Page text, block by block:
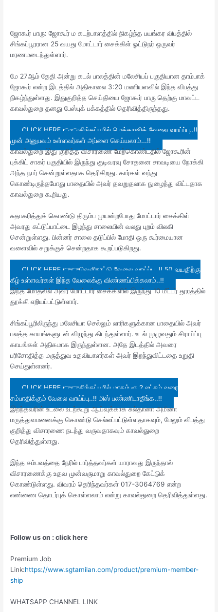
ஜோகூர் பாரு: ஜோகூர் ம கடற்பாளத்தில் நிகழ்ந்த பயங்கர விபத்தில்
சிங்கப்பூரரான 25 வயது மோட்டார் சைக்கிள் ஓட்டுநர் ஒருவர்
மரணமடைந்துள்ளார்.
மே 27ஆம் தேதி அன்று கடல் பாலத்தின் மலேசியப் பகுதியான தாம்பாக்
ஜோகூர் என்ற இடத்தில் அதிகாலை 3:20 மணியளவில் இந்த விபத்து
நிகழ்ந்துள்ளது. இதுகுறித்த செய்தியை ஜோகூர் பாரு தெற்கு மாவட்ட
காவல்துறை தனது பேஸ்புக் பக்கத்தில் தெரிவித்திருந்தது.
CLICK HERE 👉👉சிங்கப்பூரில் மெக்கானிக் வேலை வாய்ப்பு..!!
முன் அனுபவம் உள்ளவர்கள் அப்ளை செய்யலாம்...!!
காவல்துறை இது குறித்த விசாரணை மேற்கொண்டதில் ஜோகூரின்
புக்கிட் சாகர் பகுதியில் இருந்து குடிவரவு சோதனை சாவடியை நோக்கி
அந்த நபர் சென்றுள்ளதாக தெரிகிறது. கார்கள் வந்து
கொண்டிருந்தபோது பாதையில் அவர் தவறுதலாக நுழைந்து விட்டதாக
காவல்துறை கூறியது.
சுதாகரித்துக் கொண்டு திரும்ப முயன்றபோது மோட்டார் சைக்கிள்
அவரது கட்டுப்பாட்டை இழந்து சாலையின் வலது புறம் விலகி
சென்றுள்ளது. பின்னர் சாலை தடுப்பில் மோதி ஒரு கூர்மையான
வளைவில் சறுக்குச் சென்றதாக கூறப்படுகிறது.
CLICK HERE 👉👉வெளிநாட்டு வேலை வாய்ப்பு..!! 50 வயதிற்கு
கீழ் உள்ளவர்கள் இந்த வேலைக்கு விண்ணப்பிக்கலாம்..!!
இந்த மோதலில் அவர் மோட்டார் சைக்கிளில் இருந்து 10 மீட்டர் தூரத்தில்
தூக்கி எறியப்பட்டுள்ளார்.
சிங்கப்பூரிலிருந்து மலேசியா செல்லும் லாரிகளுக்கான பாதையில் அவர்
பலத்த காயங்களுடன் விழுந்து கிடந்துள்ளார். உடல் முழுவதும் சிராய்ப்பு
காயங்கள் அதிகமாக இருந்துள்ளன. அதே இடத்தில் அவரை
பரிசோதித்த மருத்துவ உதவியாளர்கள் அவர் இறந்துவிட்டதை உறுதி
செய்துள்ளனர்.
CLICK HERE 👉👉சிங்கப்பூரில் மாதம் ரூ 2 லட்சம் வரை
சம்பாதிக்கும் வேலை வாய்ப்பு..!! மிஸ் பண்ணிடாதீங்க..!!
இறந்தவரின் உடலை உடற்கூறு ஆய்வுக்காக சுல்தானா அமினா
மருத்துவமனைக்கு கொண்டு செல்லப்பட்டுள்ளதாகவும், மேலும் விபத்து
குறித்து விசாரணை நடந்து வருவதாகவும் காவல்துறை
தெரிவித்துள்ளது.
இந்த சம்பவத்தை நேரில் பார்த்தவர்கள் யாராவது இருந்தால்
விசாரணைக்கு உதவ முன்வருமாறு காவல்துறை கேட்டுக்
கொண்டுள்ளது. விவரம் தெரிந்தவர்கள் 017-3064769 என்ற
எண்ணை தொடர்புக் கொள்ளலாம் என்று காவல்துறை தெரிவித்துள்ளது.
Follow us on : click here
Premium Job
Link:https://www.sgtamilan.com/product/premium-member-
ship
WHATSAPP CHANNEL LINK